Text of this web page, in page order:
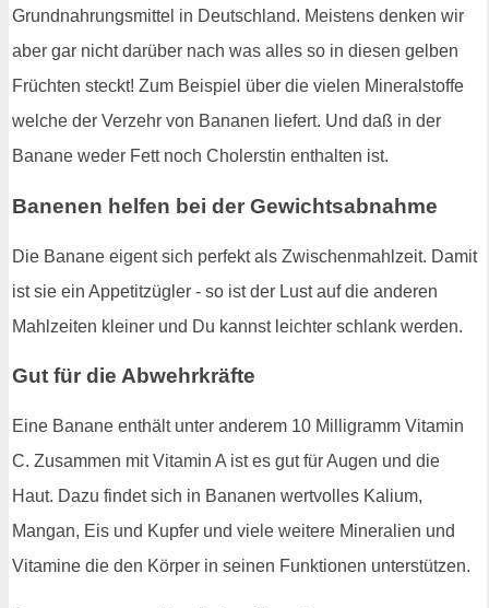
Grundnahrungsmittel in Deutschland. Meistens denken wir
aber gar nicht darüber nach was alles so in diesen gelben
Früchten steckt! Zum Beispiel über die vielen Mineralstoffe
welche der Verzehr von Bananen liefert. Und daß in der
Banane weder Fett noch Cholerstin enthalten ist.
Banenen helfen bei der Gewichtsabnahme
Die Banane eigent sich perfekt als Zwischenmahlzeit. Damit
ist sie ein Appetitzügler - so ist der Lust auf die anderen
Mahlzeiten kleiner und Du kannst leichter schlank werden.
Gut für die Abwehrkräfte
Eine Banane enthält unter anderem 10 Milligramm Vitamin
C. Zusammen mit Vitamin A ist es gut für Augen und die
Haut. Dazu findet sich in Bananen wertvolles Kalium,
Mangan, Eis und Kupfer und viele weitere Mineralien und
Vitamine die den Körper in seinen Funktionen unterstützen.